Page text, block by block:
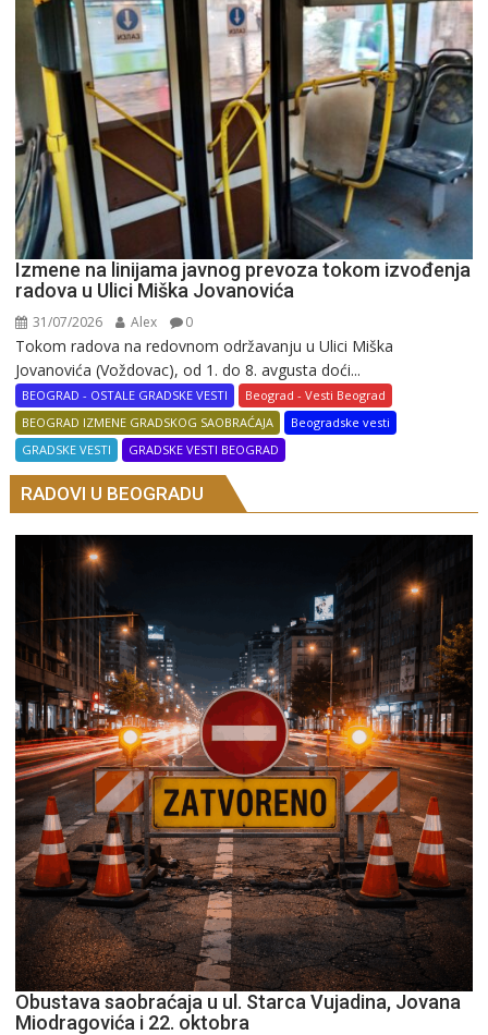
Izmene na linijama javnog prevoza tokom izvođenja
radova u Ulici Miška Jovanovića
31/07/2026 Alex 0
Tokom radova na redovnom održavanju u Ulici Miška
Jovanovića (Voždovac), od 1. do 8. avgusta doći...
BEOGRAD - OSTALE GRADSKE VESTI
Beograd - Vesti Beograd
BEOGRAD IZMENE GRADSKOG SAOBRAĆAJA
Beogradske vesti
GRADSKE VESTI
GRADSKE VESTI BEOGRAD
RADOVI U BEOGRADU
Obustava saobraćaja u ul. Starca Vujadina, Jovana
Miodragovića i 22. oktobra